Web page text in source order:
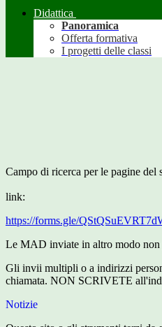
Didattica
Panoramica
Offerta formativa
I progetti delle classi
Campo di ricerca per le pagine del
link:
https://forms.gle/
Le MAD inviate in altro modo non
Gli invii multipli o a indirizzi
chiamata. NON SCRIVETE
Notizie